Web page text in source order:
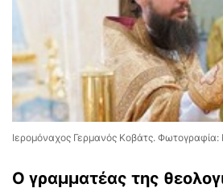
Ιερομόναχος Γερμανός Κοβάτς.
Ο γραμματέας της